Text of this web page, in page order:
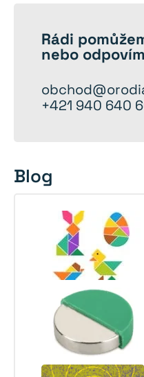
Rádi
nebo
+421 940 640
Blog